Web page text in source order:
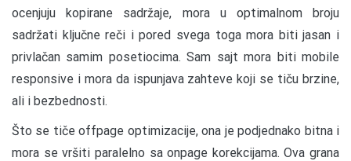
ocenjuju kopirane sadržaje, mora u optimalnom broju
sadržati ključne reči i pored svega toga mora biti jasan i
privlačan samim posetiocima. Sam sajt mora biti mobile
responsive i mora da ispunjava zahteve koji se tiču brzine,
ali i bezbednosti.
Što se tiče offpage optimizacije, ona je podjednako bitna i
mora se vršiti paralelno sa onpage korekcijama. Ova grana